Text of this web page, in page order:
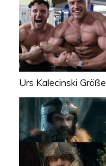
Urs Kalecinski Größe